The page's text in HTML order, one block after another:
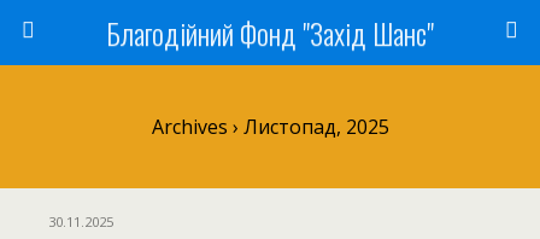
Благодійний Фонд "Захід Шанс"
Archives › Листопад, 2025
30.11.2025